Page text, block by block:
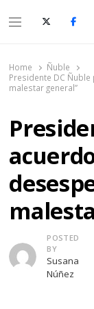
Menu
Home
Ñuble
Presidente DC
malestar general”
Author
POSTED
BY
Susana
Núñez